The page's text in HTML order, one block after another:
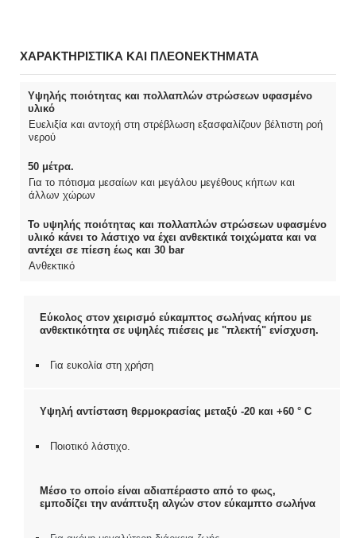
ΧΑΡΑΚΤΗΡΙΣΤΙΚΑ ΚΑΙ ΠΛΕΟΝΕΚΤΗΜΑΤΑ
Υψηλής ποιότητας και πολλαπλών στρώσεων υφασμένο
υλικό
Ευελιξία και αντοχή στη στρέβλωση εξασφαλίζουν βέλτιστη ροή
νερού
50 μέτρα.
Για το πότισμα μεσαίων και μεγάλου μεγέθους κήπων και
άλλων χώρων
Το υψηλής ποιότητας και πολλαπλών στρώσεων υφασμένο
υλικό κάνει το λάστιχο να έχει ανθεκτικά τοιχώματα και να
αντέχει σε πίεση έως και 30 bar
Ανθεκτικό
Εύκολος στον χειρισμό εύκαμπτος σωλήνας κήπου με
ανθεκτικότητα σε υψηλές πιέσεις με "πλεκτή" ενίσχυση.
Για ευκολία στη χρήση
Υψηλή αντίσταση θερμοκρασίας μεταξύ -20 και +60 ° C
Ποιοτικό λάστιχο.
Μέσο το οποίο είναι αδιαπέραστο από το φως,
εμποδίζει την ανάπτυξη αλγών στον εύκαμπτο σωλήνα